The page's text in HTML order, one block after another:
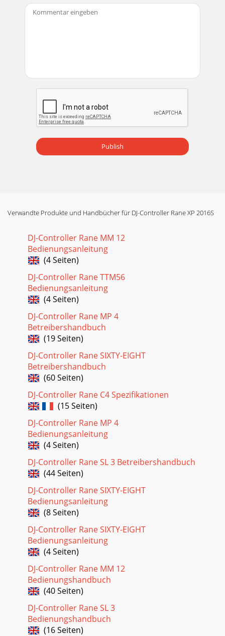
Publish
Verwandte Produkte und Handbücher für DJ-Controller Rane XP 2016S
DJ-Controller Rane MM 12
Bedienungsanleitung
(4 Seiten)
DJ-Controller Rane TTM56
Bedienungsanleitung
(4 Seiten)
DJ-Controller Rane MP 4
Betreibershandbuch
(19 Seiten)
DJ-Controller Rane SIXTY-EIGHT
Betreibershandbuch
(60 Seiten)
DJ-Controller Rane C4 Spezifikationen
(15 Seiten)
DJ-Controller Rane MP 4
Bedienungsanleitung
(4 Seiten)
DJ-Controller Rane SL 3 Betreibershandbuch
(44 Seiten)
DJ-Controller Rane SIXTY-EIGHT
Bedienungsanleitung
(8 Seiten)
DJ-Controller Rane SIXTY-EIGHT
Bedienungsanleitung
(4 Seiten)
DJ-Controller Rane MM 12
Bedienungshandbuch
(40 Seiten)
DJ-Controller Rane SL 3
Bedienungshandbuch
(16 Seiten)